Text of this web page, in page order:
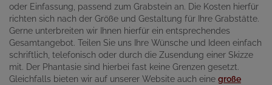
oder Einfassung, passend zum Grabstein an. Die Kosten hierfür
richten sich nach der Größe und Gestaltung für Ihre Grabstätte.
Gerne unterbreiten wir Ihnen hierfür ein entsprechendes
Gesamtangebot. Teilen Sie uns Ihre Wünsche und Ideen einfach
schriftlich, telefonisch oder durch die Zusendung einer Skizze
mit. Der Phantasie sind hierbei fast keine Grenzen gesetzt.
Gleichfalls bieten wir auf unserer Website auch eine große